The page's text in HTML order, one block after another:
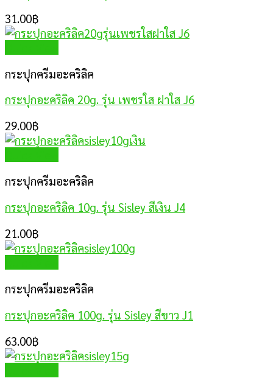
31.00฿
กระปุกครีมอะคริลิค
กระปุกอะคริลิค 20g. รุ่น เพชรใส ฝาใส J6
29.00฿
กระปุกครีมอะคริลิค
กระปุกอะคริลิค 10g. รุ่น Sisley สีเงิน J4
21.00฿
กระปุกครีมอะคริลิค
กระปุกอะคริลิค 100g. รุ่น Sisley สีขาว J1
63.00฿